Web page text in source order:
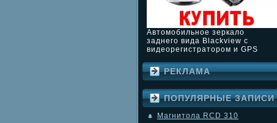
Автомобильное зеркало
заднего вида Blackview с
видеорегистратором и GPS
РЕКЛАМА
ПОПУЛЯРНЫЕ ЗАПИСИ
Магнитола RCD 310